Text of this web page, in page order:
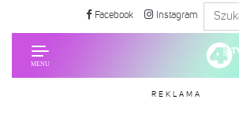
Facebook Instagram
REKLAMA